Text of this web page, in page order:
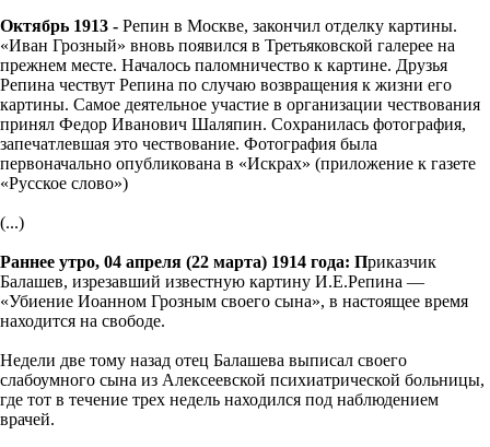
Октябрь 1913 - Репин в Москве, закончил отделку картины.
«Иван Грозный» вновь появился в Третьяковской галерее на
прежнем месте. Началось паломничество к картине. Друзья
Репина чествут Репина по случаю возвращения к жизни его
картины. Самое деятельное участие в организации чествования
принял Федор Иванович Шаляпин. Сохранилась фотография,
запечатлевшая это чествование. Фотография была
первоначально опубликована в «Искрах» (приложение к газете
«Русское слово»)
(...)
Раннее утро, 04 апреля (22 марта) 1914 года: Приказчик
Балашев, изрезавший известную картину И.Е.Репина —
«Убиение Иоанном Грозным своего сына», в настоящее время
находится на свободе.
Недели две тому назад отец Балашева выписал своего
слабоумного сына из Алексеевской психиатрической больницы,
где тот в течение трех недель находился под наблюдением
врачей.